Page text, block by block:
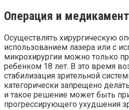
Операция и
Осуществлять хирургическую
использованием лазера или с
микрохирургии можно только
ребенком 18 лет. В это время
стабилизация зрительной
категорически запрещено
и такое решение может быть
прогрессирующего ухудшения